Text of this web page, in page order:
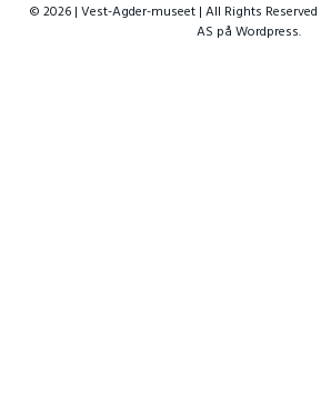
© 2026 | Vest-Agder-museet | All Rights
AS på Wordpress.